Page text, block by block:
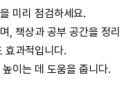
미리 점검하세요.
, 책상과 공부 공간을 정리
효과적입니다.
이는 데 도움을 줍니다.